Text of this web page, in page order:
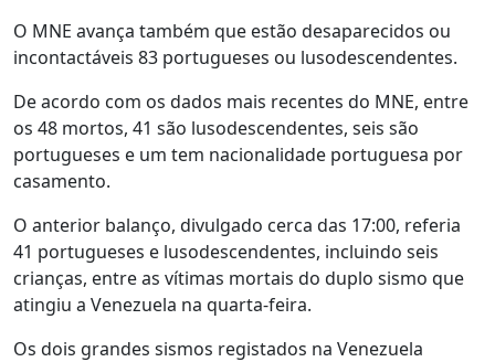
O MNE avança também que estão desaparecidos ou
incontactáveis 83 portugueses ou lusodescendentes.
De acordo com os dados mais recentes do MNE, entre
os 48 mortos, 41 são lusodescendentes, seis são
portugueses e um tem nacionalidade portuguesa por
casamento.
O anterior balanço, divulgado cerca das 17:00, referia
41 portugueses e lusodescendentes, incluindo seis
crianças, entre as vítimas mortais do duplo sismo que
atingiu a Venezuela na quarta-feira.
Os dois grandes sismos registados na Venezuela